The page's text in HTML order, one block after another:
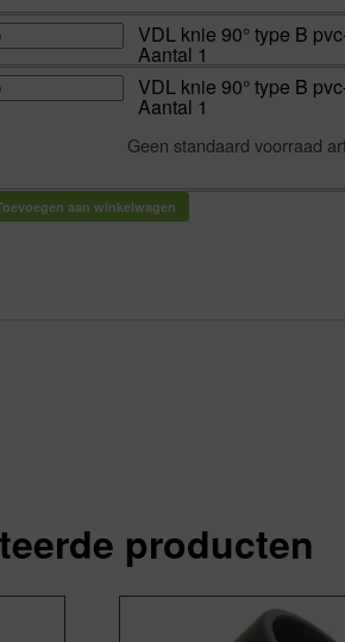
VDL knie 90° type B
Aantal 1
VDL knie 90° type B
Aantal 1
Geen standaard voorraad
aan winkelwagen
producten